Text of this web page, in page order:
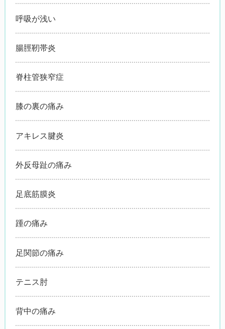
呼吸が浅い
腸脛靭帯炎
脊柱管狭窄症
膝の裏の痛み
アキレス腱炎
外反母趾の痛み
足底筋膜炎
踵の痛み
足関節の痛み
テニス肘
背中の痛み